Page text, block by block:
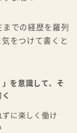
での経歴を羅列
をつけて書くと
を意識して、そ
に楽しく働け